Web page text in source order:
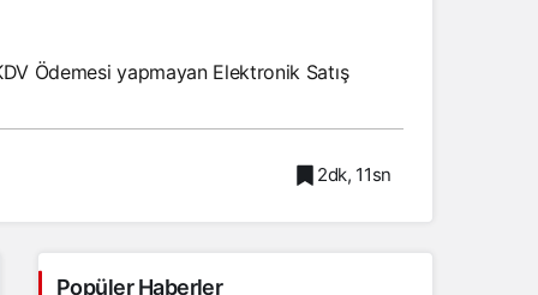
Ödemesi yapmayan Elektronik Satış
2dk, 11sn
Popüler Haberler